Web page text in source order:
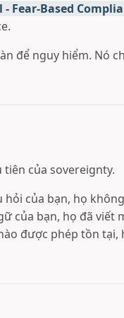
Fear-Based
để nguy hiểm. Nó
của sovereignty.
của bạn, họ
của bạn, họ đã viết
được phép tồn